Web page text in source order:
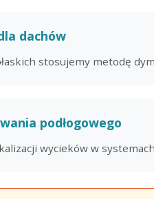
dachów
stosujemy metodę
podłogowego
wycieków w